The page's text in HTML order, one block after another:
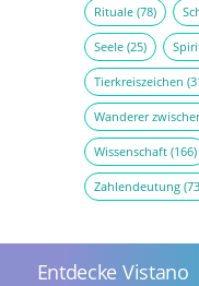
Rituale(78)
Seele(25)
Tierkreiszeichen
Wanderer
Wissenschaft(166)
Zahlendeutung
Entdecke Vistano